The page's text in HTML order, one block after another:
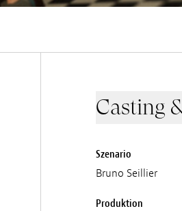
Casting
Szenario
Bruno Seillier
Produktion